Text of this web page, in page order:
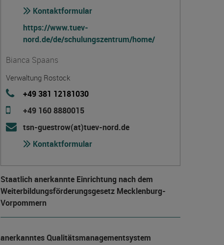
Kontaktformular
https://www.tuev-
nord.de/de/schulungszentrum/home/
Bianca Spaans
Verwaltung Rostock
+49 381 12181030
+49 160 8880015
tsn-guestrow(at)tuev-nord.de
Kontaktformular
Staatlich anerkannte Einrichtung nach dem
Weiter­bildungs­förderungs­gesetz Mecklenburg-
Vorpommern
anerkanntes Qualitätsmanagementsystem